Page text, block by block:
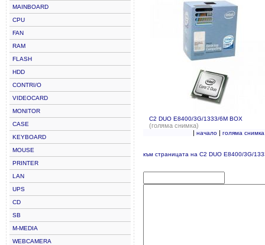
MAINBOARD
CPU
FAN
RAM
FLASH
HDD
CONTRI/O
VIDEOCARD
MONITOR
CASE
KEYBOARD
MOUSE
PRINTER
LAN
UPS
CD
SB
M-MEDIA
WEBCAMERA
C2 DUO E8400/3G/1333/6M BOX
(голяма снимка)
| начало| голяма снимка
към страницата на C2 DUO E8400/3G/